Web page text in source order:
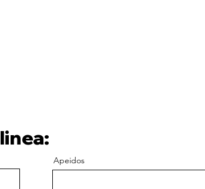
Apeidos